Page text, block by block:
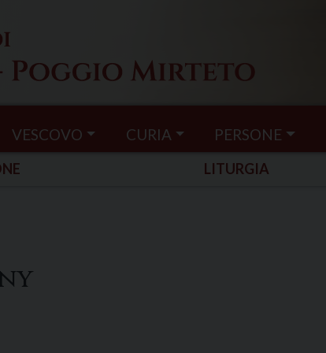
VESCOVO CURIA PERSONE
LITURGIA